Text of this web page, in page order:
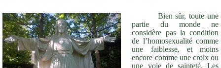
Bien sûr, toute une
partie du monde ne
considère pas la condition
de l’homosexualité comme
une faiblesse, et moins
encore comme une croix ou
une voie de sainteté. Les